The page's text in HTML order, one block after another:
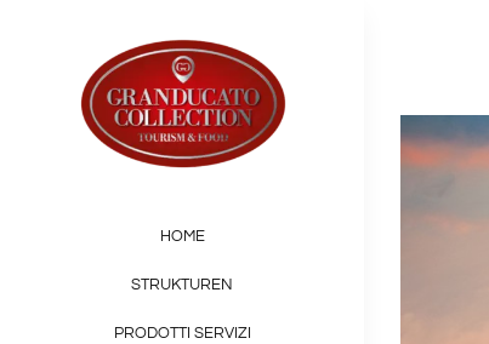
HOME
STRUKTUREN
PRODOTTI SERVIZI